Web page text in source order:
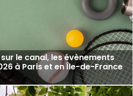
le canal, les évènements
à Paris et en Île-de-France